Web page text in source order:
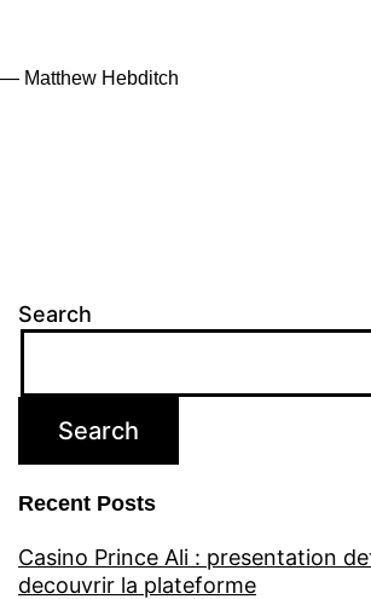
— Matthew Hebditch
Search
Search
Recent Posts
Casino Prince Ali : presentation
decouvrir la plateforme